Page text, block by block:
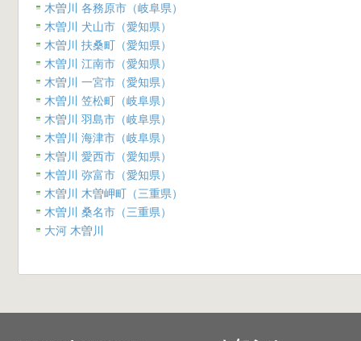
木曽川 各務原市（岐阜県）
木曽川 犬山市（愛知県）
木曽川 扶桑町（愛知県）
木曽川 江南市（愛知県）
木曽川 一宮市（愛知県）
木曽川 笠松町（岐阜県）
木曽川 羽島市（岐阜県）
木曽川 海津市（岐阜県）
木曽川 愛西市（愛知県）
木曽川 弥富市（愛知県）
木曽川 木曽岬町（三重県）
木曽川 桑名市（三重県）
大河 木曽川